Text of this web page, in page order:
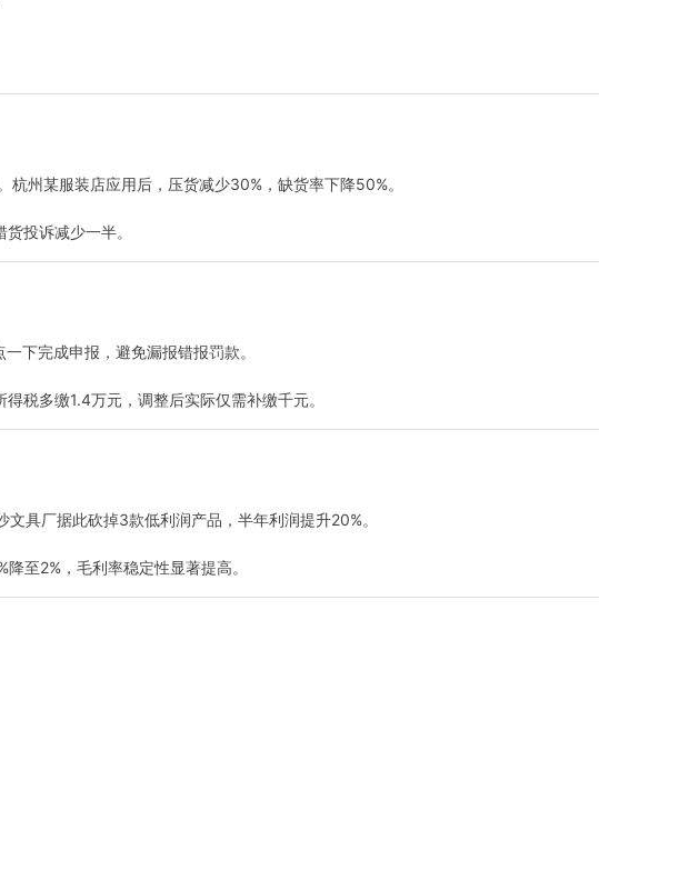
杭州某服装店应用后，压货减少30%，缺货率下降50%。
货投诉减少一半。
下完成申报，避免漏报错报罚款。
税多缴1.4万元，调整后实际仅需补缴千元。
具厂据此砍掉3款低利润产品，半年利润提升20%。
至2%，毛利率稳定性显著提高。